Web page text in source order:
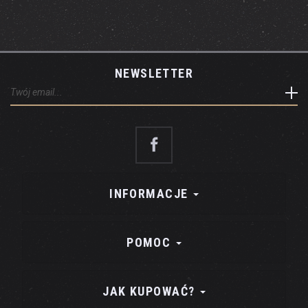
NEWSLETTER
INFORMACJE
POMOC
JAK KUPOWAĆ?